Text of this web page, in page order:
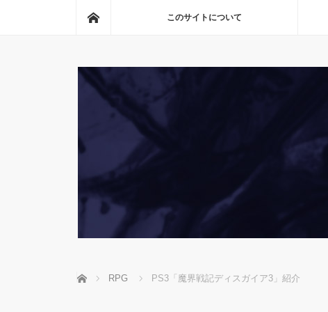
このサイトについて
ホーム RPG PS3「魔界戦記ディスガイア3」紹介